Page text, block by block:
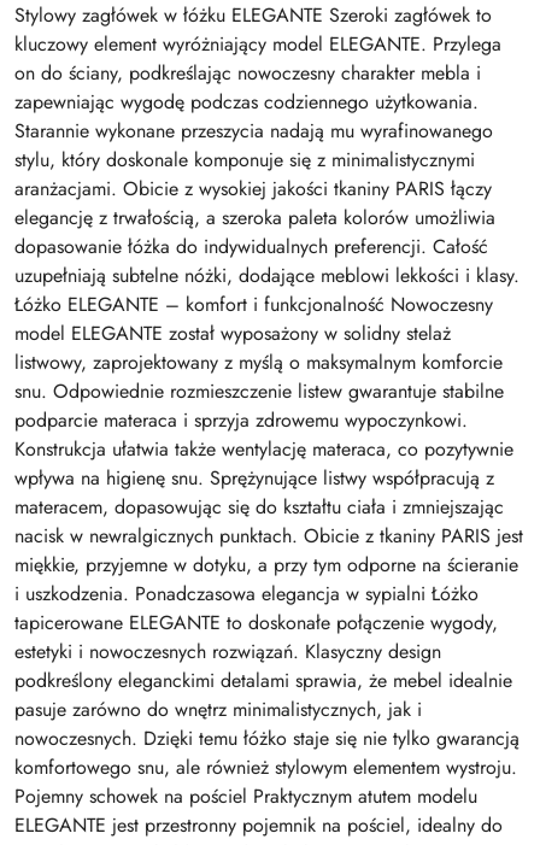
Stylowy zagłówek w łóżku ELEGANTE Szeroki zagłówek to
kluczowy element wyróżniający model ELEGANTE. Przylega
on do ściany, podkreślając nowoczesny charakter mebla i
zapewniając wygodę podczas codziennego użytkowania.
Starannie wykonane przeszycia nadają mu wyrafinowanego
stylu, który doskonale komponuje się z minimalistycznymi
aranżacjami. Obicie z wysokiej jakości tkaniny PARIS łączy
elegancję z trwałością, a szeroka paleta kolorów umożliwia
dopasowanie łóżka do indywidualnych preferencji. Całość
uzupełniają subtelne nóżki, dodające meblowi lekkości i klasy.
Łóżko ELEGANTE – komfort i funkcjonalność Nowoczesny
model ELEGANTE został wyposażony w solidny stelaż
listwowy, zaprojektowany z myślą o maksymalnym komforcie
snu. Odpowiednie rozmieszczenie listew gwarantuje stabilne
podparcie materaca i sprzyja zdrowemu wypoczynkowi.
Konstrukcja ułatwia także wentylację materaca, co pozytywnie
wpływa na higienę snu. Sprężynujące listwy współpracują z
materacem, dopasowując się do kształtu ciała i zmniejszając
nacisk w newralgicznych punktach. Obicie z tkaniny PARIS jest
miękkie, przyjemne w dotyku, a przy tym odporne na ścieranie
i uszkodzenia. Ponadczasowa elegancja w sypialni Łóżko
tapicerowane ELEGANTE to doskonałe połączenie wygody,
estetyki i nowoczesnych rozwiązań. Klasyczny design
podkreślony eleganckimi detalami sprawia, że mebel idealnie
pasuje zarówno do wnętrz minimalistycznych, jak i
nowoczesnych. Dzięki temu łóżko staje się nie tylko gwarancją
komfortowego snu, ale również stylowym elementem wystroju.
Pojemny schowek na pościel Praktycznym atutem modelu
ELEGANTE jest przestronny pojemnik na pościel, idealny do